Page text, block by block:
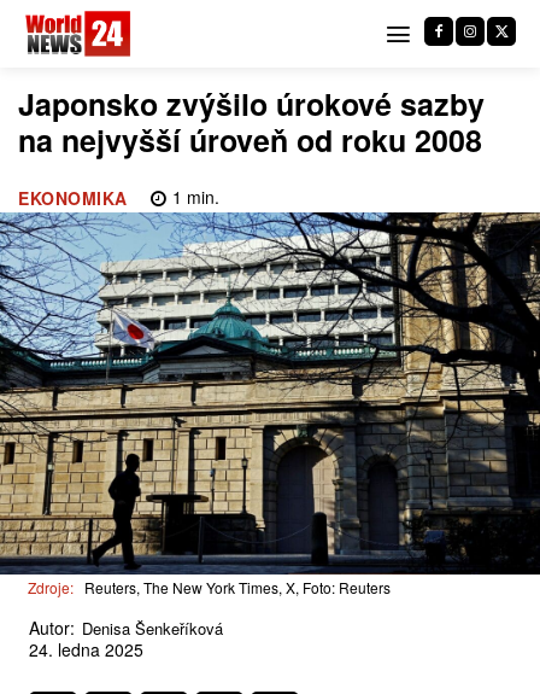
Japonsko zvýšilo úrokové sazby
na nejvyšší úroveň od roku 2008
EKONOMIKA 1 min.
Zdroje: Reuters, The New York Times, X, Foto: Reuters
Autor: Denisa Šenkeříková
24. ledna 2025